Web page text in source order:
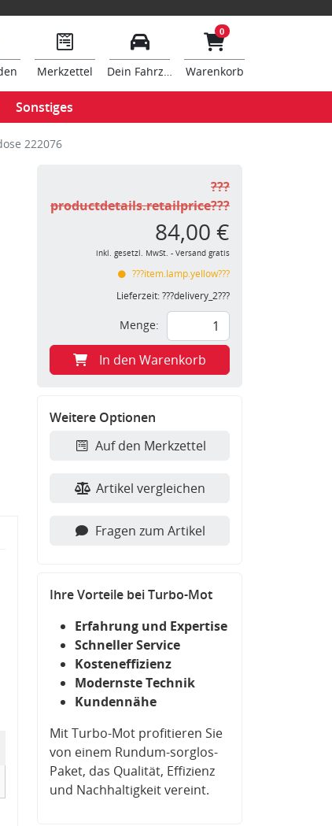
Merkzettel Dein Fahrzeug
0
Warenkorb
Sonstiges
222076
???
productdetails.retailprice???
84,00 €
inkl. gesetzl. MwSt. - Versand gratis
???item.lamp.yellow???
Lieferzeit:???delivery_2???
Menge:
In den Warenkorb
Weitere Optionen
Auf den Merkzettel
Artikel vergleichen
Fragen zum Artikel
Ihre Vorteile bei Turbo-Mot
Erfahrung und Expertise
Schneller Service
Kosteneffizienz
Modernste Technik
Kundennähe
Mit Turbo-Mot profitieren Sie
von einem Rundum-sorglos-
Paket, das Qualität, Effizienz
und Nachhaltigkeit vereint.